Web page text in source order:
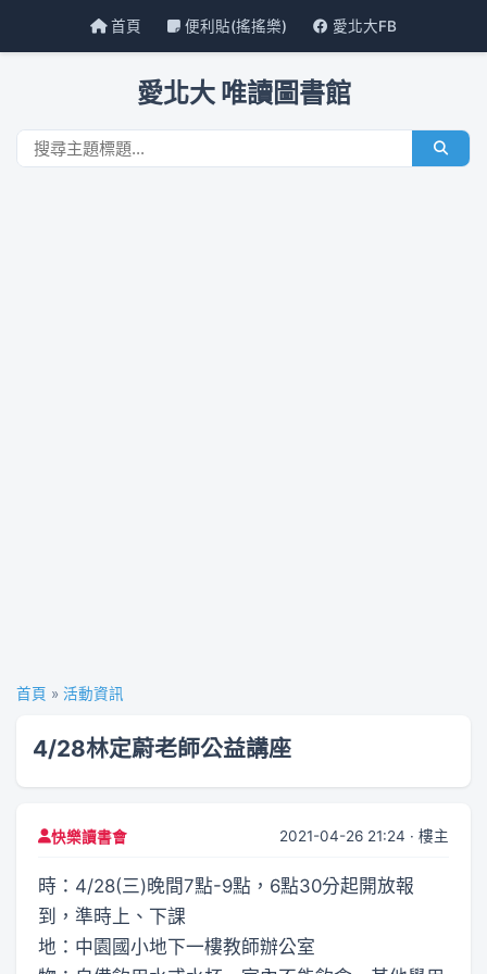
首頁 便利貼(搖搖樂) 愛北大FB
愛北大 唯讀圖書館
首頁 » 活動資訊
4/28林定蔚老師公益講座
快樂讀書會 2021-04-26 21:24 · 樓主
時：4/28(三)晚間7點-9點，6點30分起開放報
到，準時上、下課
地：中園國小地下一樓教師辦公室